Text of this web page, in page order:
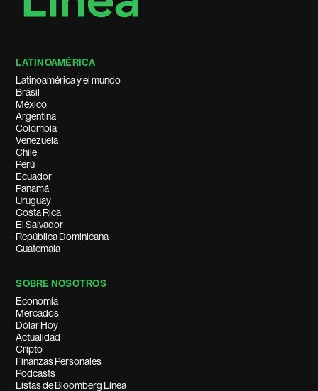
LATINOAMÉRICA
Latinoamérica y el mundo
Brasil
México
Argentina
Colombia
Venezuela
Chile
Perú
Ecuador
Panamá
Uruguay
Costa Rica
El Salvador
República Dominicana
Guatemala
SOBRE NOSOTROS
Economía
Mercados
Dólar Hoy
Actualidad
Cripto
Finanzas Personales
Podcasts
Listas de Bloomberg Línea